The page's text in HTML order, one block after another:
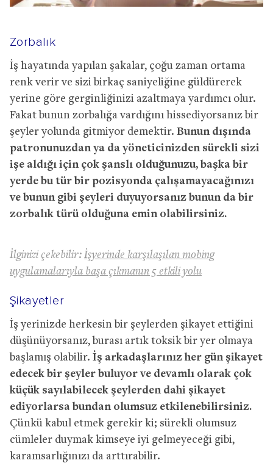
Zorbalık
İş hayatında yapılan şakalar, çoğu zaman ortama
renk verir ve sizi birkaç saniyeliğine güldürerek
yerine göre gerginliğinizi azaltmaya yardımcı olur.
Fakat bunun zorbalığa vardığını hissediyorsanız bir
şeyler yolunda gitmiyor demektir. Bunun dışında
patronunuzdan ya da yöneticinizden sürekli sizi
işe aldığı için çok şanslı olduğunuzu, başka bir
yerde bu tür bir pozisyonda çalışamayacağınızı
ve bunun gibi şeyleri duyuyorsanız bunun da bir
zorbalık türü olduğuna emin olabilirsiniz.
İlginizi çekebilir: İşyerinde karşılaşılan mobing
uygulamalarıyla başa çıkmanın 5 etkili yolu
Şikayetler
İş yerinizde herkesin bir şeylerden şikayet ettiğini
düşünüyorsanız, burası artık toksik bir yer olmaya
başlamış olabilir. İş arkadaşlarınız her gün şikayet
edecek bir şeyler buluyor ve devamlı olarak çok
küçük sayılabilecek şeylerden dahi şikayet
ediyorlarsa bundan olumsuz etkilenebilirsiniz.
Çünkü kabul etmek gerekir ki; sürekli olumsuz
cümleler duymak kimseye iyi gelmeyeceği gibi,
karamsarlığınızı da arttırabilir.